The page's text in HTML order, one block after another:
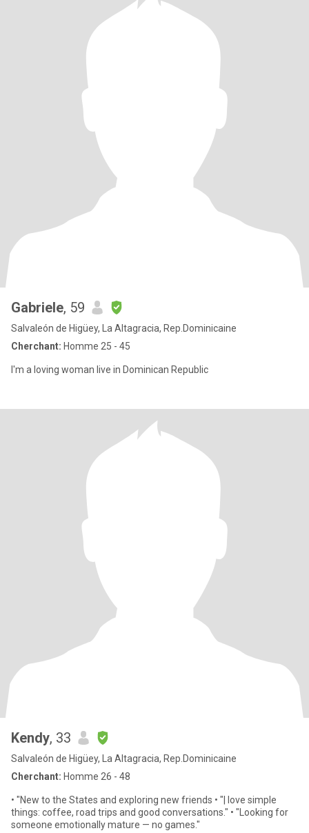
Gabriele, 59
Salvaleón de Higüey, La Altagracia, Rep.Dominicaine
Cherchant: Homme 25 - 45
I'm a loving woman live in Dominican Republic
Kendy, 33
Salvaleón de Higüey, La Altagracia, Rep.Dominicaine
Cherchant: Homme 26 - 48
• "New to the States and exploring new friends • "| love simple
things: coffee, road trips and good conversations." • "Looking for
someone emotionally mature — no games."